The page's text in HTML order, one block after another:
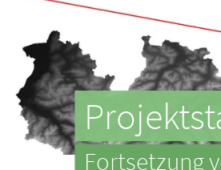
Fortsetzung